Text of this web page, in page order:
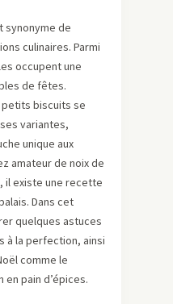
synonyme de
culinaires. Parmi
occupent une
de fêtes.
petits biscuits se
variantes,
unique aux
amateur de noix de
il existe une recette
Dans cet
quelques astuces
à la perfection, ainsi
comme le
en pain d’épices.